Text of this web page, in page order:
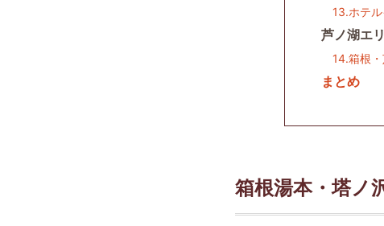
13.ホテ
芦ノ湖エ
14.箱根
まとめ
箱根湯本・塔ノ